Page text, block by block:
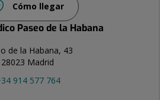
Cómo llegar
Paseo de la Habana
de la Habana, 43
28023 Madrid
914 577 764